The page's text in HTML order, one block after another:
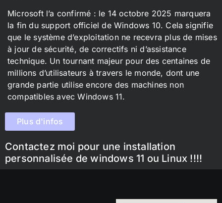
Microsoft l’a confirmé : le 14 octobre 2025 marquera
la fin du support officiel de Windows 10. Cela signifie
que le système d’exploitation ne recevra plus de mises
à jour de sécurité, de correctifs ni d’assistance
technique. Un tournant majeur pour des centaines de
millions d’utilisateurs à travers le monde, dont une
grande partie utilise encore des machines non
compatibles avec Windows 11.
Plus d'infos
Contactez moi pour une installation
personnalisée de windows 11 ou Linux !!!!